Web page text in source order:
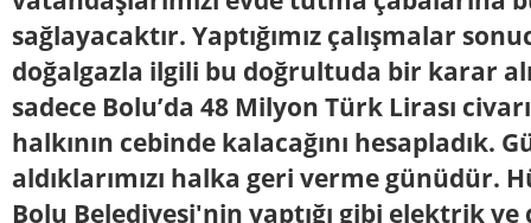
sağlayacaktır. Yaptığımız çalışmalar
doğalgazla ilgili bu doğrultuda bir karar
sadece Bolu’da 48 Milyon Türk Lirası
halkının cebinde kalacağını hesapladık.
aldıklarımızı halka geri verme günüdür.
Bolu Belediyesi'nin yaptığı gibi elektrik